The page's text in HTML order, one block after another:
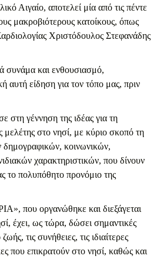
Αιγαίο, αποτελεί μία από τις πέντε
μακροβιότερους κατοίκους, όπως
Χριστόδουλος Στεφανάδης
συνάμα και ενθουσιασμό,
αυτή είδηση για τον τόπο μας, πριν
στη γέννηση της ιδέας για τη
μελέτης στο νησί, με κύριο σκοπό τη
δημογραφικών, κοινωνικών,
χαρακτηριστικών, που δίνουν
το πολυπόθητο προνόμιο της
που οργανώθηκε και διεξάγεται
έχει, ως τώρα, δώσει σημαντικές
τις συνήθειες, τις ιδιαίτερες
που επικρατούν στο νησί, καθώς και